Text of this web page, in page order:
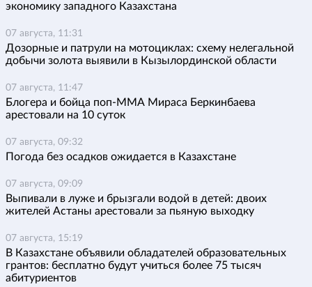
экономику западного Казахстана
07 августа, 11:31
Дозорные и патрули на мотоциклах: схему нелегальной
добычи золота выявили в Кызылординской области
07 августа, 11:47
Блогера и бойца поп-ММА Мираса Беркинбаева
арестовали на 10 суток
07 августа, 09:32
Погода без осадков ожидается в Казахстане
07 августа, 09:09
Выпивали в луже и брызгали водой в детей: двоих
жителей Астаны арестовали за пьяную выходку
07 августа, 15:19
В Казахстане объявили обладателей образовательных
грантов: бесплатно будут учиться более 75 тысяч
абитуриентов